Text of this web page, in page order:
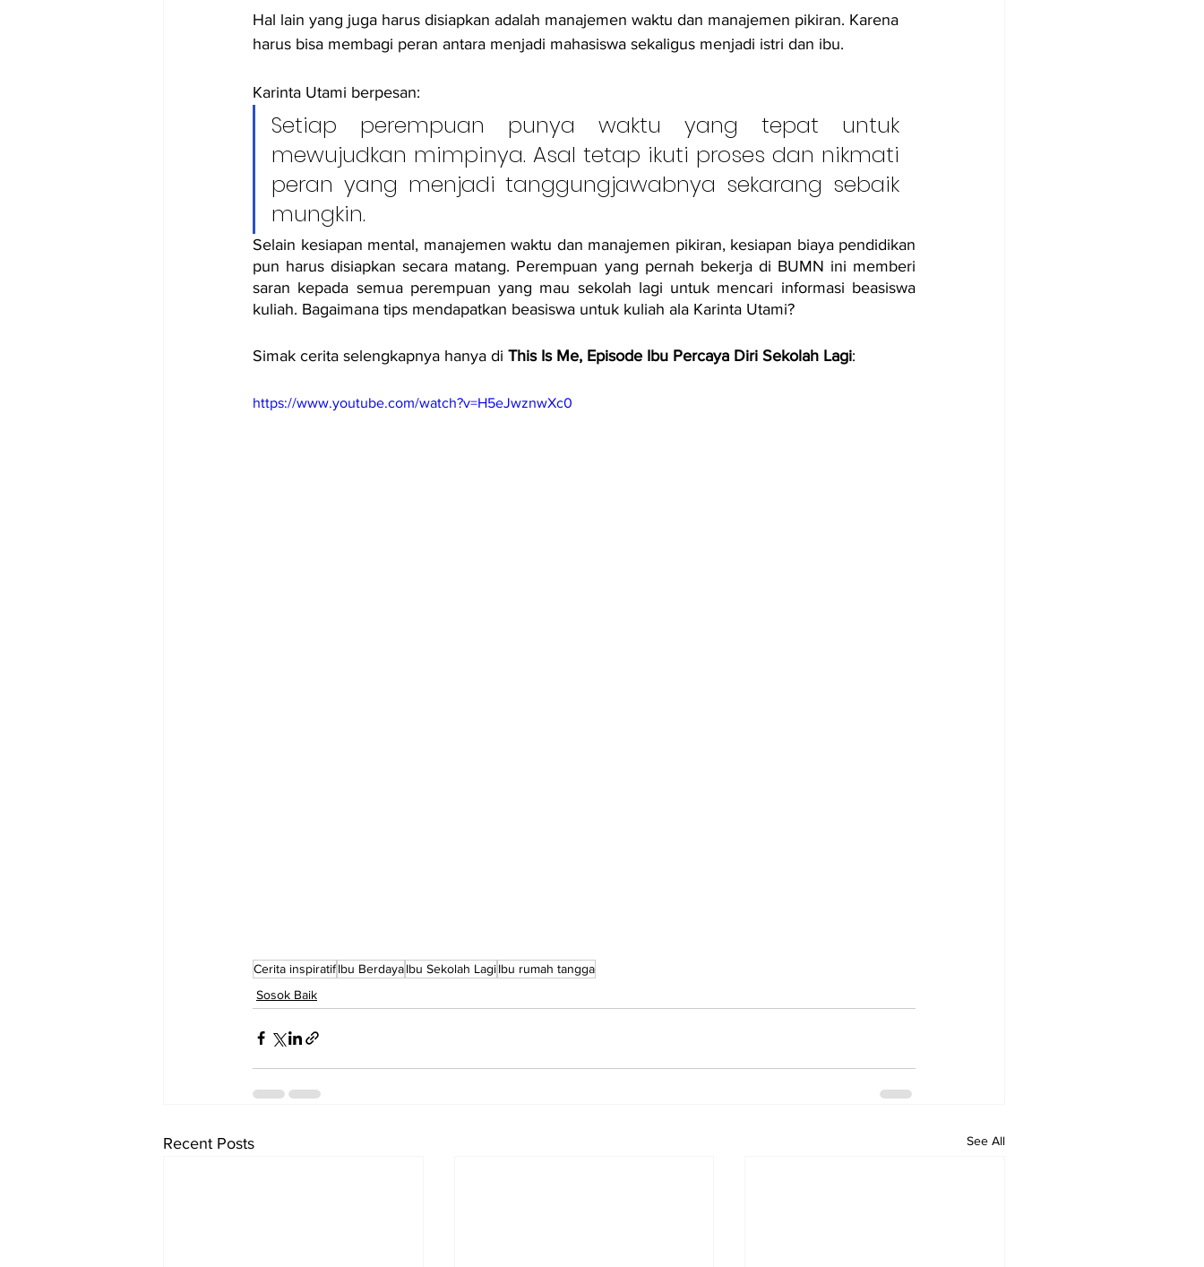
Hal lain yang juga harus disiapkan adalah manajemen waktu dan manajemen pikiran. Karena
harus bisa membagi peran antara menjadi mahasiswa sekaligus menjadi istri dan ibu.
Karinta Utami berpesan:
Setiap perempuan punya waktu yang tepat untuk
mewujudkan mimpinya. Asal tetap ikuti proses dan nikmati
peran yang menjadi tanggungjawabnya sekarang sebaik
mungkin.
Selain kesiapan mental, manajemen waktu dan manajemen pikiran, kesiapan biaya pendidikan
pun harus disiapkan secara matang. Perempuan yang pernah bekerja di BUMN ini memberi
saran kepada semua perempuan yang mau sekolah lagi untuk mencari informasi beasiswa
kuliah. Bagaimana tips mendapatkan beasiswa untuk kuliah ala Karinta Utami?
Simak cerita selengkapnya hanya di This Is Me, Episode Ibu Percaya Diri Sekolah Lagi:
https://www.youtube.com/watch?v=H5eJwznwXc0
Cerita inspiratifIbu BerdayaIbu Sekolah LagiIbu rumah tangga
Sosok Baik
Recent Posts See All